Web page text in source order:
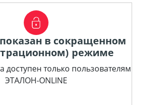
в сокращенном
режиме
доступен только пользователям
ЭТАЛОН-ONLINE